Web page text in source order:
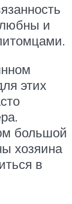
и
этих
большой
хозяина
в